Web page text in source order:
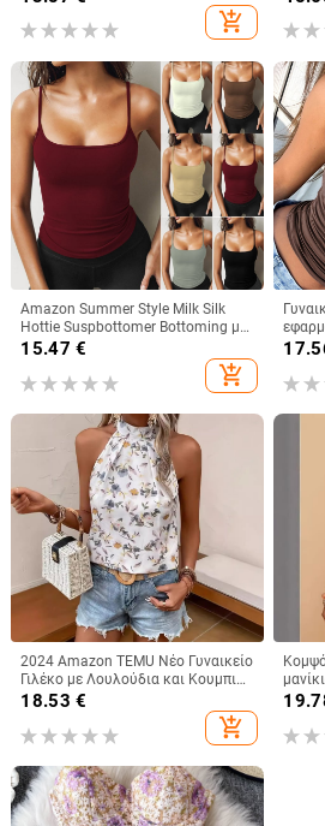
καλοκαίρι, για layering, με διπλές
τιράντες
add_shopping_cart
Amazon Summer Style Milk Silk
Hottie Suspbottomer Bottoming με
Ευρωπαϊκό και Αμερικανικό Στυλ
Λεπτό Κοντό Γιλέκο για Γυναίκες
15.47 €
add_shopping_cart
κοντό
2024 Amazon TEMU Νέο Γυναικείο
Γιλέκο με Λουλούδια και Κουμπιά,
Εορταστικό Στυλ, Άνετο Μπλούζα,
18.53 €
add_shopping_cart